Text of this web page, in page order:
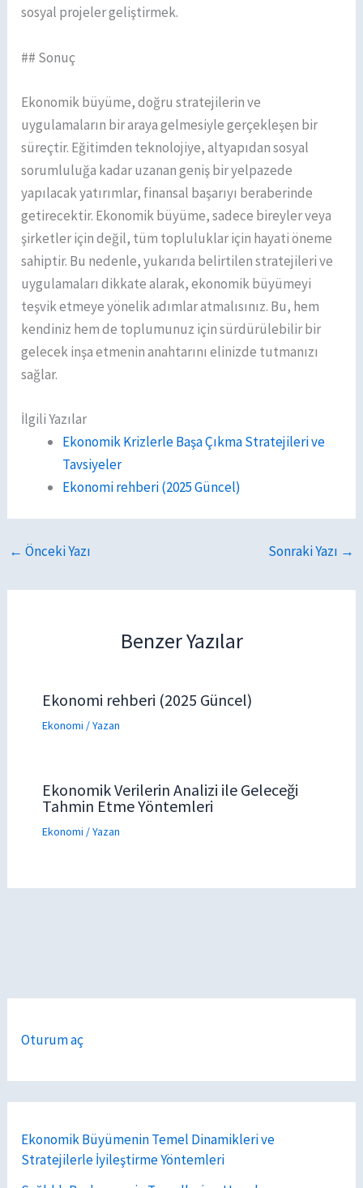
sosyal projeler geliştirmek.
## Sonuç
Ekonomik büyüme, doğru stratejilerin ve
uygulamaların bir araya gelmesiyle gerçekleşen bir
süreçtir. Eğitimden teknolojiye, altyapıdan sosyal
sorumluluğa kadar uzanan geniş bir yelpazede
yapılacak yatırımlar, finansal başarıyı beraberinde
getirecektir. Ekonomik büyüme, sadece bireyler veya
şirketler için değil, tüm topluluklar için hayati öneme
sahiptir. Bu nedenle, yukarıda belirtilen stratejileri ve
uygulamaları dikkate alarak, ekonomik büyümeyi
teşvik etmeye yönelik adımlar atmalısınız. Bu, hem
kendiniz hem de toplumunuz için sürdürülebilir bir
gelecek inşa etmenin anahtarını elinizde tutmanızı
sağlar.
İlgili Yazılar
Ekonomik Krizlerle Başa Çıkma Stratejileri ve
Tavsiyeler
Ekonomi rehberi (2025 Güncel)
← Önceki Yazı Sonraki Yazı →
Benzer Yazılar
Ekonomi rehberi (2025 Güncel)
Ekonomi / Yazan
Ekonomik Verilerin Analizi ile Geleceği
Tahmin Etme Yöntemleri
Ekonomi / Yazan
Oturum aç
Ekonomik Büyümenin Temel Dinamikleri ve
Stratejilerle İyileştirme Yöntemleri